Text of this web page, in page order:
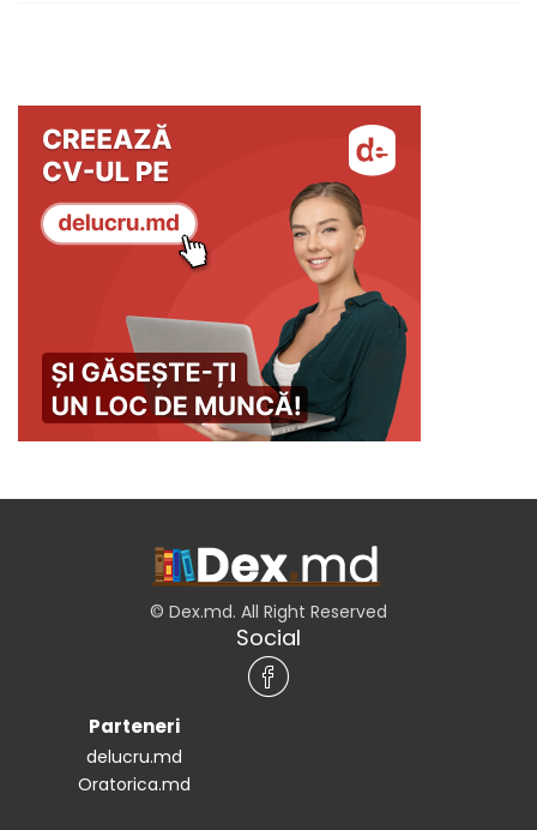
© Dex.md. All Right Reserved
Social
Parteneri
delucru.md
Oratorica.md